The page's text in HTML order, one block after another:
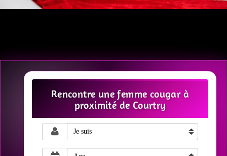
Rencontre une femme cougar à
proximité de Courtry